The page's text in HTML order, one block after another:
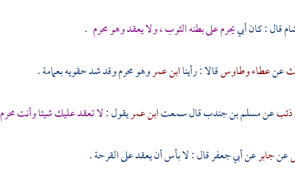
قال : كان أبييحرم على بطنه الثوب ، ولا يعقد وهو محرم .
عنعطاءوطاوسقالا : رأيناابن عمروهو محرم وقد شد حقويه بعمامة .
ذئبعنمسلم بن جندبقال سمعتابن عمريقول :لا تعقد عليك شيئا وأنت محرم
عنجابرعنأبي جعفرقال : لا بأس أن يعقد على القرحة .